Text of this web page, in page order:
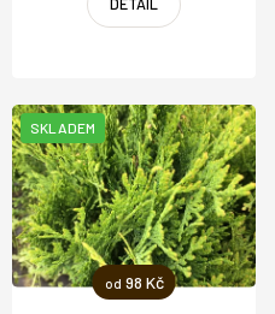
od 98 Kč
SKLADEM